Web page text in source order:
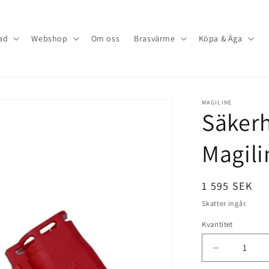
Webshop Om oss Brasvärme Köpa & Äga
MAGILINE
Ordinarie
pris
1 595 SEK
Skatter ingår.
Kvantitet
Minska
kvantitet